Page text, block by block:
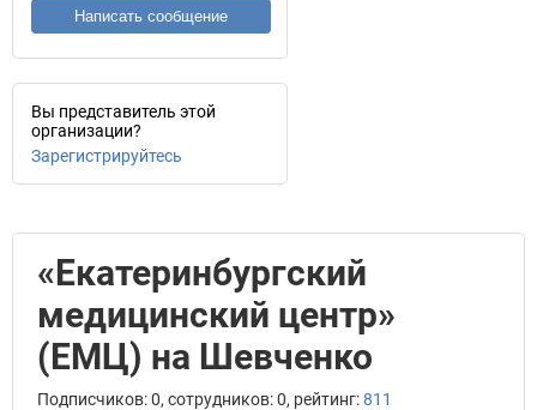
Написать сообщение
Вы представитель этой
организации?
Зарегистрируйтесь
«Екатеринбургский
медицинский центр»
(ЕМЦ) на Шевченко
Подписчиков: 0, сотрудников: 0, рейтинг:811